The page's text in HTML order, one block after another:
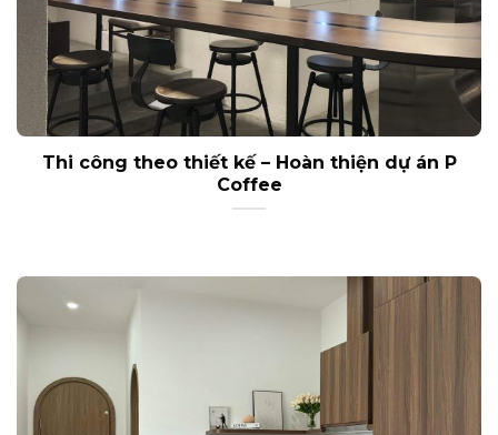
Thi công theo thiết kế – Hoàn thiện dự án P
Coffee